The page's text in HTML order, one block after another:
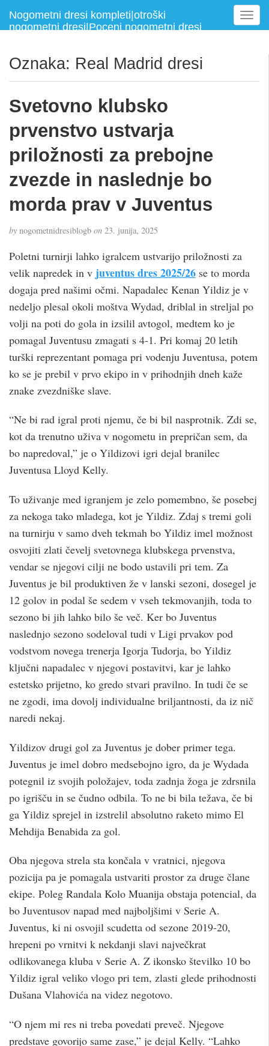
Nogometni dresi kompleti|otroški
nogometni dresi|Poceni nogometni dresi
T
o
e
Oznaka: Real Madrid dresi
Svetovno klubsko
prvenstvo ustvarja
priložnosti za prebojne
zvezde in naslednje bo
morda prav v Juventus
by nogometnidresiblogb on 23. junija, 2025
Poletni turnirji lahko igralcem ustvarijo priložnosti za
velik napredek in v juventus dres 2025/26 se to morda
dogaja pred našimi očmi. Napadalec Kenan Yildiz je v
nedeljo plesal okoli moštva Wydad, driblal in streljal po
volji na poti do gola in izsilil avtogol, medtem ko je
pomagal Juventusu zmagati s 4-1. Pri komaj 20 letih
turški reprezentant pomaga pri vodenju Juventusa, potem
ko se je prebil v prvo ekipo in v prihodnjih dneh kaže
znake zvezdniške slave.
“Ne bi rad igral proti njemu, če bi bil nasprotnik. Zdi se,
kot da trenutno uživa v nogometu in prepričan sem, da
bo napredoval,” je o Yildizovi igri dejal branilec
Juventusa Lloyd Kelly.
To uživanje med igranjem je zelo pomembno, še posebej
za nekoga tako mladega, kot je Yildiz. Zdaj s tremi goli
na turnirju v samo dveh tekmah bo Yildiz imel možnost
osvojiti zlati čevelj svetovnega klubskega prvenstva,
vendar se njegovi cilji ne bodo ustavili pri tem. Za
Juventus je bil produktiven že v lanski sezoni, dosegel je
12 golov in podal še sedem v vseh tekmovanjih, toda to
sezono bi jih lahko bilo še več. Ker bo Juventus
naslednjo sezono sodeloval tudi v Ligi prvakov pod
vodstvom novega trenerja Igorja Tudorja, bo Yildiz
ključni napadalec v njegovi postavitvi, kar je lahko
estetsko prijetno, ko gredo stvari pravilno. In tudi če se
ne zgodi, ima dovolj individualne briljantnosti, da iz nič
naredi nekaj.
Yildizov drugi gol za Juventus je dober primer tega.
Juventus je imel dobro medsebojno igro, da je Wydada
potegnil iz svojih položajev, toda zadnja žoga je zdrsnila
po igrišču in se čudno odbila. To ne bi bila težava, če bi
ga Yildiz sprejel in izstrelil absolutno raketo mimo El
Mehdija Benabida za gol.
Oba njegova strela sta končala v vratnici, njegova
pozicija pa je pomagala ustvariti prostor za druge člane
ekipe. Poleg Randala Kolo Muanija obstaja potencial, da
bo Juventusov napad med najboljšimi v Serie A.
Juventus, ki ni osvojil scudetta od sezone 2019-20,
hrepeni po vrnitvi k nekdanji slavi največkrat
odlikovanega kluba v Serie A. Z ikonsko številko 10 bo
Yildiz igral veliko vlogo pri tem, zlasti glede prihodnosti
Dušana Vlahovića na videz negotovo.
“O njem mi res ni treba povedati preveč. Njegove
predstave govorijo same zase,” je dejal Kelly. “Lahko